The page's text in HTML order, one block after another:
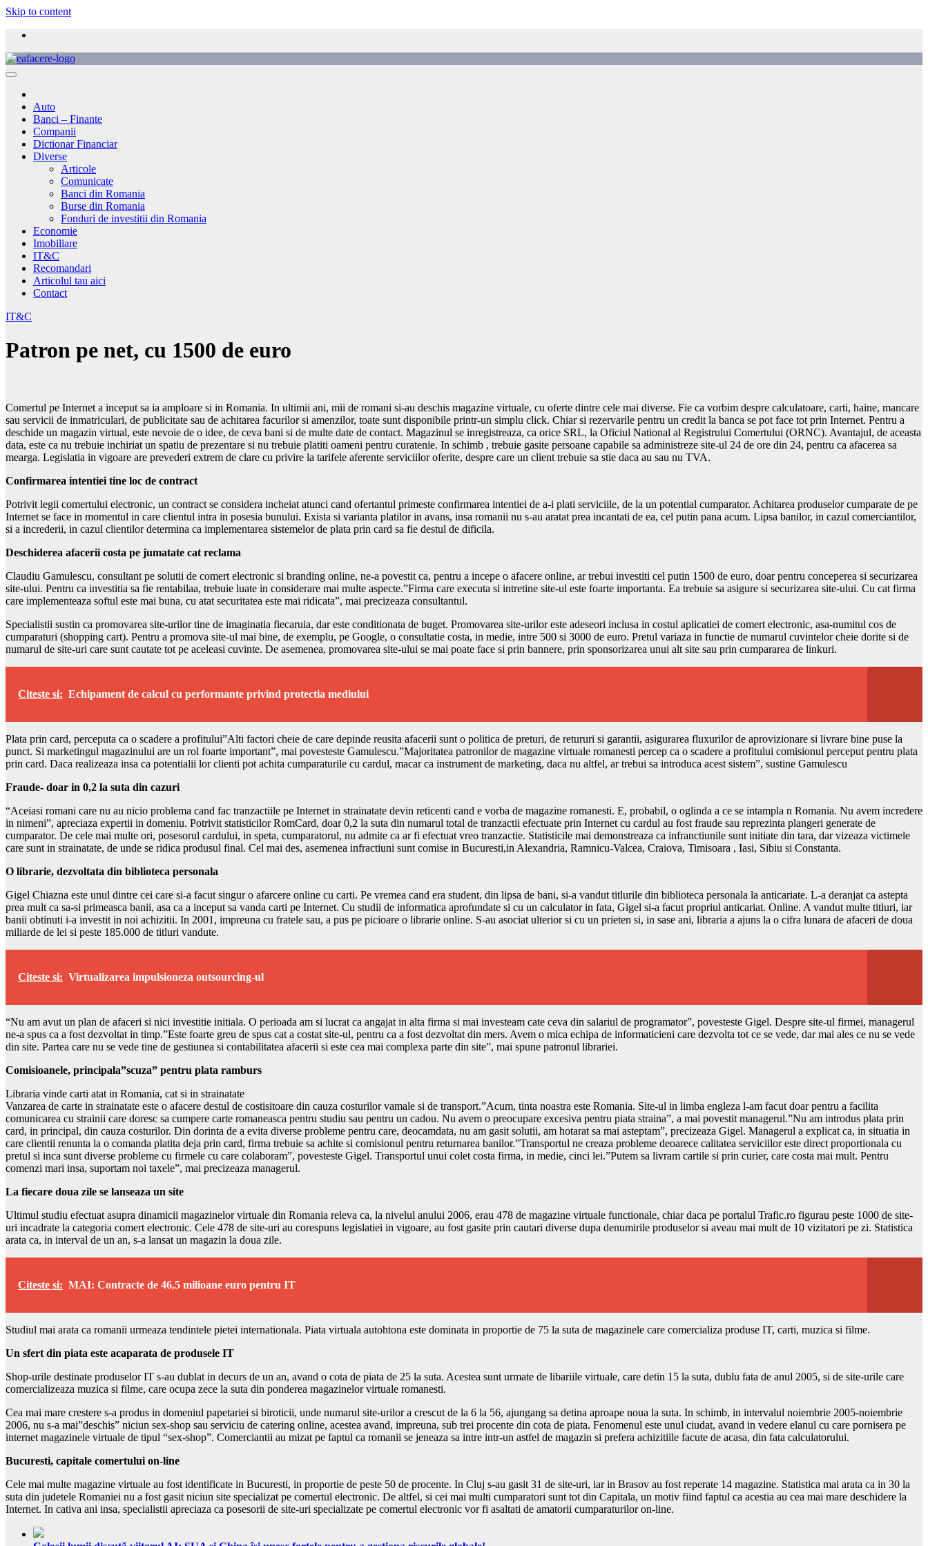
Skip to content
Auto
Banci – Finante
Companii
Dictionar Financiar
Diverse
Articole
Comunicate
Banci din Romania
Burse din Romania
Fonduri de investitii din Romania
Economie
Imobiliare
IT&C
Recomandari
Articolul tau aici
Contact
IT&C
Patron pe net, cu 1500 de euro
Comertul pe Internet a inceput sa ia amploare si in Romania. In ultimii ani, mii de romani si-au deschis magazine virtuale, cu oferte dintre cele mai diverse. Fie ca vorbim despre calculatoare, carti, haine, mancare
sau servicii de inmatriculari, de publicitate sau de achitarea facurilor si amenzilor, toate sunt disponibile printr-un simplu click. Chiar si rezervarile pentru un credit la banca se pot face tot prin Internet. Pentru a
deschide un magazin virtual, este nevoie de o idee, de ceva bani si de multe date de contact. Magazinul se inregistreaza, ca orice SRL, la Oficiul National al Registrului Comertului (ORNC). Avantajul, de aceasta
data, este ca nu trebuie inchiriat un spatiu de prezentare si nu trebuie platiti oameni pentru curatenie. In schimb , trebuie gasite persoane capabile sa administreze site-ul 24 de ore din 24, pentru ca afacerea sa
mearga. Legislatia in vigoare are prevederi extrem de clare cu privire la tarifele aferente serviciilor oferite, despre care un client trebuie sa stie daca au sau nu TVA.
Confirmarea intentiei tine loc de contract
Potrivit legii comertului electronic, un contract se considera incheiat atunci cand ofertantul primeste confirmarea intentiei de a-i plati serviciile, de la un potential cumparator. Achitarea produselor cumparate de pe
Internet se face in momentul in care clientul intra in posesia bunului. Exista si varianta platilor in avans, insa romanii nu s-au aratat prea incantati de ea, cel putin pana acum. Lipsa banilor, in cazul comerciantilor,
si a increderii, in cazul clientilor determina ca implementarea sistemelor de plata prin card sa fie destul de dificila.
Deschiderea afacerii costa pe jumatate cat reclama
Claudiu Gamulescu, consultant pe solutii de comert electronic si branding online, ne-a povestit ca, pentru a incepe o afacere online, ar trebui investiti cel putin 1500 de euro, doar pentru conceperea si securizarea
site-ului. Pentru ca investitia sa fie rentabilaa, trebuie luate in considerare mai multe aspecte.”Firma care executa si intretine site-ul este foarte importanta. Ea trebuie sa asigure si securizarea site-ului. Cu cat firma
care implementeaza softul este mai buna, cu atat securitatea este mai ridicata”, mai precizeaza consultantul.
Specialistii sustin ca promovarea site-urilor tine de imaginatia fiecaruia, dar este conditionata de buget. Promovarea site-urilor este adeseori inclusa in costul aplicatiei de comert electronic, asa-numitul cos de
cumparaturi (shopping cart). Pentru a promova site-ul mai bine, de exemplu, pe Google, o consultatie costa, in medie, intre 500 si 3000 de euro. Pretul variaza in functie de numarul cuvintelor cheie dorite si de
numarul de site-uri care sunt cautate tot pe aceleasi cuvinte. De asemenea, promovarea site-ului se mai poate face si prin bannere, prin sponsorizarea unui alt site sau prin cumpararea de linkuri.
Citeste si: Echipament de calcul cu performante privind protectia mediului
Plata prin card, perceputa ca o scadere a profitului”Alti factori cheie de care depinde reusita afacerii sunt o politica de preturi, de retururi si garantii, asigurarea fluxurilor de aprovizionare si livrare bine puse la
punct. Si marketingul magazinului are un rol foarte important”, mai povesteste Gamulescu.”Majoritatea patronilor de magazine virtuale romanesti percep ca o scadere a profitului comisionul perceput pentru plata
prin card. Daca realizeaza insa ca potentialii lor clienti pot achita cumparaturile cu cardul, macar ca instrument de marketing, daca nu altfel, ar trebui sa introduca acest sistem”, sustine Gamulescu
Fraude- doar in 0,2 la suta din cazuri
“Aceiasi romani care nu au nicio problema cand fac tranzactiile pe Internet in strainatate devin reticenti cand e vorba de magazine romanesti. E, probabil, o oglinda a ce se intampla n Romania. Nu avem incredere
in nimeni”, apreciaza expertii in domeniu. Potrivit statisticilor RomCard, doar 0,2 la suta din numarul total de tranzactii efectuate prin Internet cu cardul au fost fraude sau reprezinta plangeri generate de
cumparator. De cele mai multe ori, posesorul cardului, in speta, cumparatorul, nu admite ca ar fi efectuat vreo tranzactie. Statisticile mai demonstreaza ca infranctiunile sunt initiate din tara, dar vizeaza victimele
care sunt in strainatate, de unde se ridica produsul final. Cel mai des, asemenea infractiuni sunt comise in Bucuresti,in Alexandria, Ramnicu-Valcea, Craiova, Timisoara , Iasi, Sibiu si Constanta.
O librarie, dezvoltata din biblioteca personala
Gigel Chiazna este unul dintre cei care si-a facut singur o afarcere online cu carti. Pe vremea cand era student, din lipsa de bani, si-a vandut titlurile din biblioteca personala la anticariate. L-a deranjat ca astepta
prea mult ca sa-si primeasca banii, asa ca a inceput sa vanda carti pe Internet. Cu studii de informatica aprofundate si cu un calculator in fata, Gigel si-a facut propriul anticariat. Online. A vandut multe titluri, iar
banii obtinuti i-a investit in noi achizitii. In 2001, impreuna cu fratele sau, a pus pe picioare o librarie online. S-au asociat ulterior si cu un prieten si, in sase ani, libraria a ajuns la o cifra lunara de afaceri de doua
miliarde de lei si peste 185.000 de titluri vandute.
Citeste si: Virtualizarea impulsioneza outsourcing-ul
“Nu am avut un plan de afaceri si nici investitie initiala. O perioada am si lucrat ca angajat in alta firma si mai investeam cate ceva din salariul de programator”, povesteste Gigel. Despre site-ul firmei, managerul
ne-a spus ca a fost dezvoltat in timp.”Este foarte greu de spus cat a costat site-ul, pentru ca a fost dezvoltat din mers. Avem o mica echipa de informaticieni care dezvolta tot ce se vede, dar mai ales ce nu se vede
din site. Partea care nu se vede tine de gestiunea si contabilitatea afacerii si este cea mai complexa parte din site”, mai spune patronul librariei.
Comisioanele, principala”scuza” pentru plata ramburs
Libraria vinde carti atat in Romania, cat si in strainatate
Vanzarea de carte in strainatate este o afacere destul de costisitoare din cauza costurilor vamale si de transport.”Acum, tinta noastra este Romania. Site-ul in limba engleza l-am facut doar pentru a facilita
comunicarea cu strainii care doresc sa cumpere carte romaneasca pentru studiu sau pentru un cadou. Nu avem o preocupare excesiva pentru piata straina”, a mai povestit managerul.”Nu am introdus plata prin
card, in principal, din cauza costurilor. Din dorinta de a evita diverse probleme pentru care, deocamdata, nu am gasit solutii, am hotarat sa mai asteptam”, precizeaza Gigel. Managerul a explicat ca, in situatia in
care clientii renunta la o comanda platita deja prin card, firma trebuie sa achite si comisionul pentru returnarea banilor.”Transportul ne creaza probleme deoarece calitatea serviciilor este direct proportionala cu
pretul si inca sunt diverse probleme cu firmele cu care colaboram”, povesteste Gigel. Transportul unui colet costa firma, in medie, cinci lei.”Putem sa livram cartile si prin curier, care costa mai mult. Pentru
comenzi mari insa, suportam noi taxele”, mai precizeaza managerul.
La fiecare doua zile se lanseaza un site
Ultimul studiu efectuat asupra dinamicii magazinelor virtuale din Romania releva ca, la nivelul anului 2006, erau 478 de magazine virtuale functionale, chiar daca pe portalul Trafic.ro figurau peste 1000 de site-
uri incadrate la categoria comert electronic. Cele 478 de site-uri au corespuns legislatiei in vigoare, au fost gasite prin cautari diverse dupa denumirile produselor si aveau mai mult de 10 vizitatori pe zi. Statistica
arata ca, in interval de un an, s-a lansat un magazin la doua zile.
Citeste si: MAI: Contracte de 46,5 milioane euro pentru IT
Studiul mai arata ca romanii urmeaza tendintele pietei internationala. Piata virtuala autohtona este dominata in proportie de 75 la suta de magazinele care comercializa produse IT, carti, muzica si filme.
Un sfert din piata este acaparata de produsele IT
Shop-urile destinate produselor IT s-au dublat in decurs de un an, avand o cota de piata de 25 la suta. Acestea sunt urmate de libariile virtuale, care detin 15 la suta, dublu fata de anul 2005, si de site-urile care
comercializeaza muzica si filme, care ocupa zece la suta din ponderea magazinelor virtuale romanesti.
Cea mai mare crestere s-a produs in domeniul papetariei si biroticii, unde numarul site-urilor a crescut de la 6 la 56, ajungang sa detina aproape noua la suta. In schimb, in intervalul noiembrie 2005-noiembrie
2006, nu s-a mai”deschis” niciun sex-shop sau serviciu de catering online, acestea avand, impreuna, sub trei procente din cota de piata. Fenomenul este unul ciudat, avand in vedere elanul cu care pornisera pe
internet magazinele virtuale de tipul “sex-shop”. Comerciantii au mizat pe faptul ca romanii se jeneaza sa intre intr-un astfel de magazin si prefera achizitiile facute de acasa, din fata calculatorului.
Bucuresti, capitale comertului on-line
Cele mai multe magazine virtuale au fost identificate in Bucuresti, in proportie de peste 50 de procente. In Cluj s-au gasit 31 de site-uri, iar in Brasov au fost reperate 14 magazine. Statistica mai arata ca in 30 la
suta din judetele Romaniei nu a fost gasit niciun site specializat pe comertul electronic. De altfel, si cei mai multi cumparatori sunt tot din Capitala, un motiv fiind faptul ca acestia au cea mai mare deschidere la
Internet. In cativa ani insa, specialistii apreciaza ca posesorii de site-uri specializate pe comertul electronic vor fi asaltati de amatorii cumparaturilor on-line.